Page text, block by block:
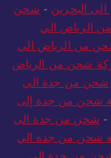
البحرين - شحن
الرياض الي
من الرياض الي
شحن من الرياض
شحن من جدة الي
شحن من جدة إلى
- شحن من جدة الى
شحن من جدة الي